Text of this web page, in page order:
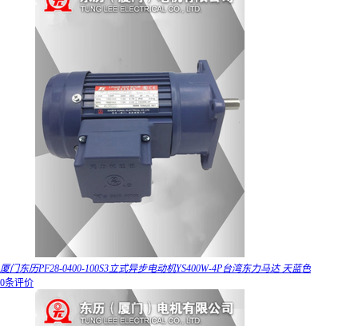
厦门东历PF28-0400-100S3立式异步电动机YS400W-4P台湾东力马达 天蓝色
0条评价